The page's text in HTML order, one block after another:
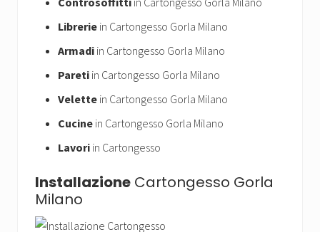
Librerie in Cartongesso Gorla Milano
Armadi in Cartongesso Gorla Milano
Pareti in Cartongesso Gorla Milano
Velette in Cartongesso Gorla Milano
Cucine in Cartongesso Gorla Milano
Lavori in Cartongesso
Installazione Cartongesso Gorla
Milano